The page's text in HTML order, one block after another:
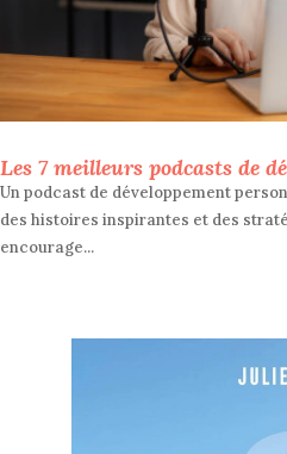
Les 7 meilleurs podcasts de
Un podcast de développement
des histoires inspirantes et des
encourage...